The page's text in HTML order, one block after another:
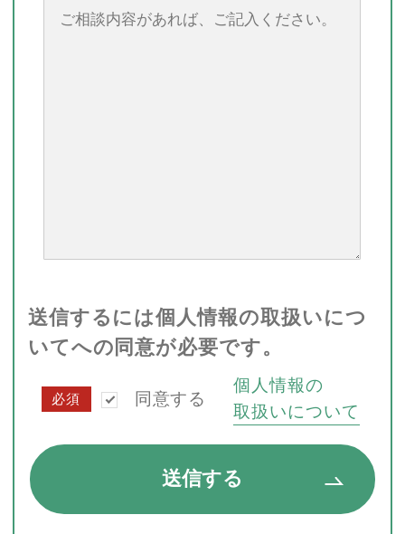
送信するには個人情報の取扱いにつ
いてへの同意が必要です。
必須 同意する
個人情報の
取扱いについて